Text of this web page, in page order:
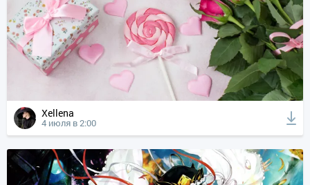
Xellena
4 июля в 2:00